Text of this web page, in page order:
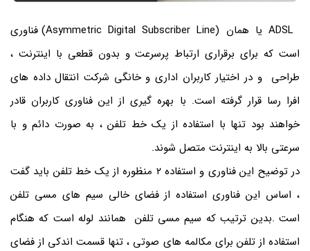
ADSL یا همان (Asymmetric Digital Subscriber Line) فناوری
است که برای برقراری ارتباط پرسرعت و بدون قطعی با اینترنت ،
طراحی و در اختیار کاربران اداری و خانگی شرکت انتقال داده های
افرا رسا قرار گرفته است. با بهره گیری از این فناوری کاربران قادر
خواهند بود تنها با استفاده از یک خط تلفن ، به صورت دائم و با
سرعتی بالا به اینترنت متصل شوند.
در توضیح این فناوری و استفاده ۲ منظوره از یک خط تلفن باید گفت
، اساس این فناوری استفاده از فضای خالی سیم های مسی تلفن
است .بدین ترتیب که سیم مسی تلفن همانند لوله است که هنگام
استفاده از تلفن برای مکالمه های صوتی ، تنها قسمت اندکی از فضای